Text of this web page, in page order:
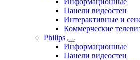
Информационные
Панели видеостен
Интерактивные и
Коммерческие
Philips
Информационные
Панели видеостен